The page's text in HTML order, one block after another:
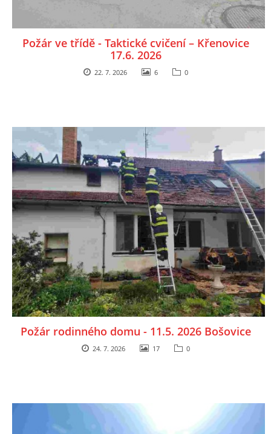
Požár ve třídě - Taktické cvičení – Křenovice
17.6. 2026
22. 7. 2026 6 0
Požár rodinného domu - 11.5. 2026 Bošovice
24. 7. 2026 17 0